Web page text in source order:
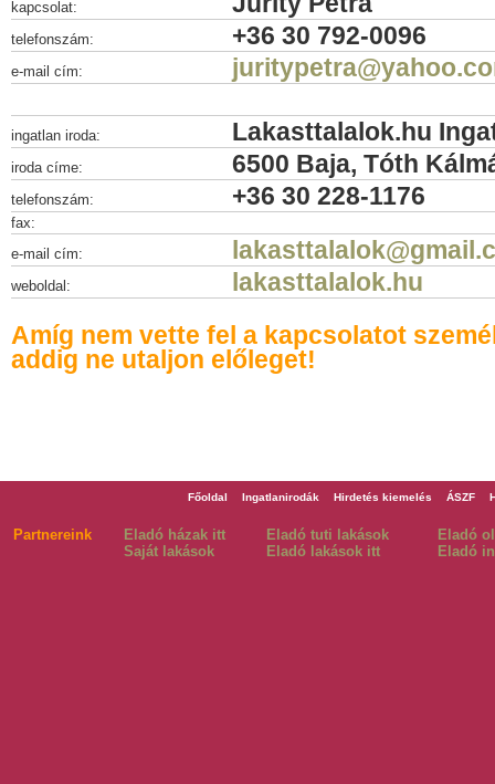
kapcsolat:
telefonszám: +36 30 792-0096
e-mail cím:
ingatlan iroda: Lakasttalalok.hu
iroda címe: 6500 Baja, Tóth
telefonszám: +36 30 228-1176
fax:
e-mail cím:
weboldal:
lakasttalalok.hu
Amíg nem vette fel a kapcsolatot
addig ne utaljon előleget!
Főoldal Ingatlanirodák Hirdetés kiemelés ÁSZF
Partnereink Eladó házak itt Eladó tuti lakások
Eladó
Saját lakások
Eladó lakások itt Eladó